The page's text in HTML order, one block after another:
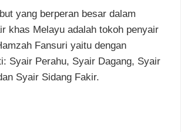
yang berperan besar dalam
khas Melayu adalah tokoh penyair
Fansuri yaitu dengan
Syair Perahu, Syair Dagang, Syair
Syair Sidang Fakir.